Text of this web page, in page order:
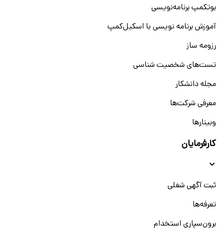
بوتکمپ برنامه‌نویسی
آموزش برنامه نویسی با اسکیل‌کمپ
رزومه ساز
تست‌های شخصیت شناسی
مجله دانشکار
معرفی شرکت‌ها
وبینار‌‌ها
کارفرمایان
ثبت آگهی شغلی
تعرفه‌ها
برون‌سپاری استخدام